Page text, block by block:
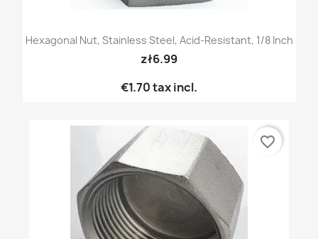
Hexagonal Nut, Stainless Steel, Acid-Resistant, 1/8 Inch
zł6.99
€1.70tax incl.
favorite_border